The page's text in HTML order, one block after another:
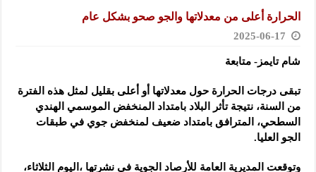
الحرارة أعلى من معدلاتها والجو صحو بشكل عام
2025-06-17
شام تايمز- متابعة
تبقى درجات الحرارة حول معدلاتها أو أعلى بقليل لمثل هذه الفترة
من السنة،نتيجة تأثر البلاد بامتداد المنخفض الموسمي الهندي
السطحي، المترافق بامتداد ضعيف لمنخفض جوي في طبقات
الجو العليا.
وتوقعت المديرية العامة للأرصاد الجوية في نشرتها ،اليوم الثلاثاء،